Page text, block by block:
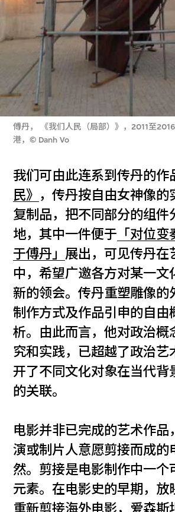
傅丹， 《我们人民（局部）》，2011至
港，© Danh Vo
我们可由此连系到传丹的作
民》 ，传丹按自由女神像的
复制品，把不同部分的组件
地，其中一件便于 「对位
于傅丹」展出，可见传丹在
中，希望广邀各方对某一文
新的领会。传丹重塑雕像的
制作方式及作品引申的自由
析。由此而言，他对政治概
究和实践，已超越了政治艺
开了不同文化对象在当代背
的关联。
电影并非已完成的艺术作品
演或制片人意愿剪接而成的
然。剪接是电影制作中一个
元素。在电影史的早期，放